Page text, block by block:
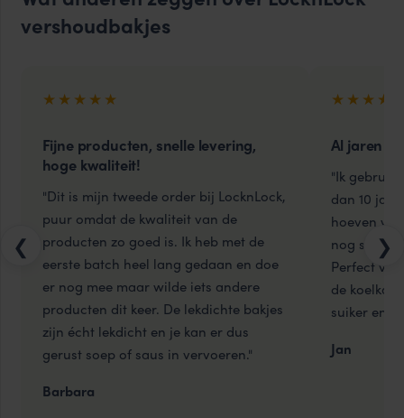
vershoudbakjes
❮ ❯
★★★★★
Fijne producten, snelle levering,
hoge kwaliteit!
"Dit is mijn tweede order bij LocknLock,
puur omdat de kwaliteit van de
producten zo goed is. Ik heb met de
eerste batch heel lang gedaan en doe
er nog mee maar wilde iets andere
producten dit keer. De lekdichte bakjes
zijn écht lekdicht en je kan er dus
gerust soep of saus in vervoeren."
Barbara
Al jaren
"Ik gebruik
dan 10
hoeven
nog
Perfect
de
suiker en
Jan